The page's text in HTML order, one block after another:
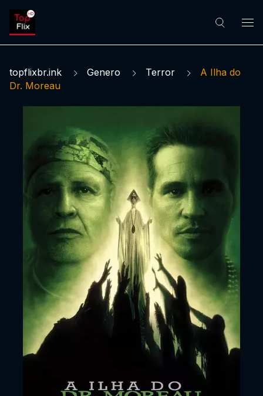
topflixbr.ink Genero Terror
A Ilha do
Dr. Moreau